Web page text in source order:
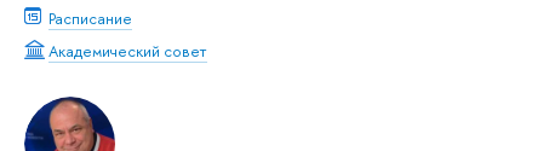
Расписание
Академический совет